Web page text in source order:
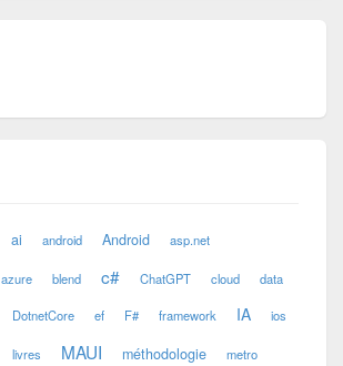
ai android Android asp.net
azure blend c# ChatGPT cloud data
DotnetCore ef F# framework IA ios
livres MAUI méthodologie metro